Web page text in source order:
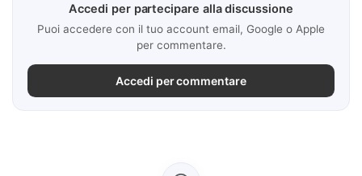
Accedi per partecipare alla discussione
Puoi accedere con il tuo account email, Google o Apple
per commentare.
Accedi per commentare